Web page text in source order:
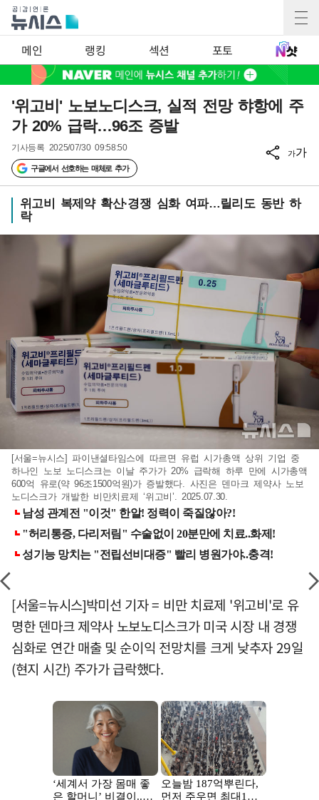
메인 랭킹 섹션 포토
'위고비' 노보노디스크, 실적 전망 햐항에 주
가 20% 급락…96조 증발
기사등록 2025/07/30 09:58:50
구글에서 선호하는 매체로 추가
가가
위고비 복제약 확산·경쟁 심화 여파…릴리도 동반 하
락
[서울=뉴시스] 파이낸셜타임스에 따르면 유럽 시가총액 상위 기업 중
하나인 노보 노디스크는 이날 주가가 20% 급락해 하루 만에 시가총액
600억 유로(약 96조1500억원)가 증발했다. 사진은 덴마크 제약사 노보
노디스크가 개발한 비만치료제 ‘위고비’. 2025.07.30.
[서울=뉴시스]박미선 기자 = 비만 치료제 '위고비'로 유
명한 덴마크 제약사 노보노디스크가 미국 시장 내 경쟁
심화로 연간 매출 및 순이익 전망치를 크게 낮추자 29일
(현지 시간) 주가가 급락했다.